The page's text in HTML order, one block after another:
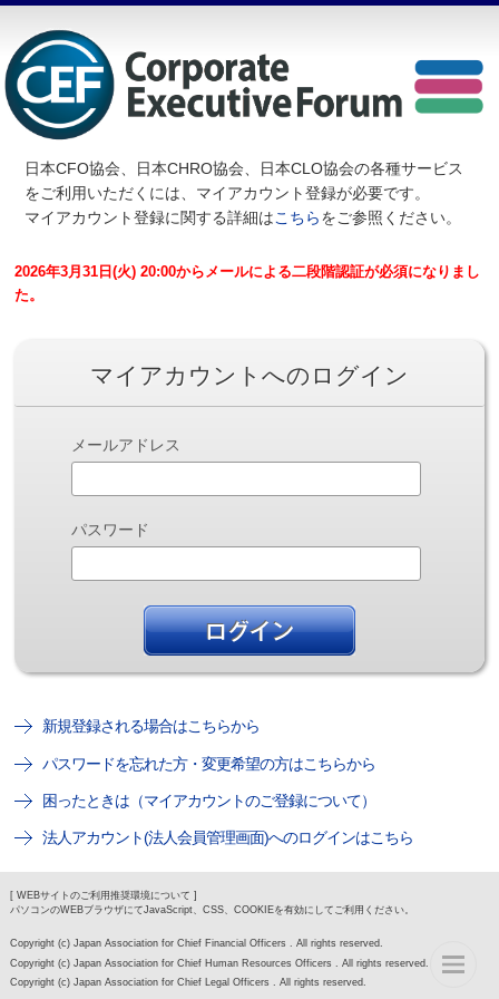
日本CFO協会、日本CHRO協会、日本CLO協会の各種サービス
をご利用いただくには、マイアカウント登録が必要です。
マイアカウント登録に関する詳細はこちらをご参照ください。
2026年3月31日(火) 20:00からメールによる二段階認証が必須になりまし
た。
マイアカウントへのログイン
メールアドレス
パスワード
新規登録される場合はこちらから
パスワードを忘れた方・変更希望の方はこちらから
困ったときは（マイアカウントのご登録について）
法人アカウント(法人会員管理画面)へのログインはこちら
[ WEBサイトのご利用推奨環境について ]
パソコンのWEBブラウザにてJavaScript、CSS、COOKIEを有効にしてご利用ください。
Copyright (c) Japan Association for Chief Financial Officers . All rights reserved.
Copyright (c) Japan Association for Chief Human Resources Officers . All rights reserved.
Copyright (c) Japan Association for Chief Legal Officers . All rights reserved.